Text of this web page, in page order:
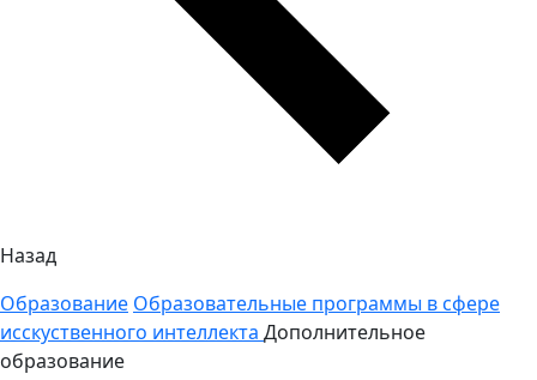
Назад
Образование Образовательные программы в сфере
исскуственного интеллекта Дополнительное
образование